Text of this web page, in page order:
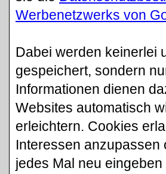
Werbenetzwerks von
Dabei werden keinerlei
gespeichert, sondern
Informationen dienen
Websites automatisch
erleichtern. Cookies
Interessen anzupassen
jedes Mal neu